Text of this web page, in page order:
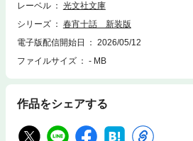
レーベル
光文社文庫
シリーズ
春宵十話 新装版
電子版配信開始日
2026/05/12
ファイルサイズ
- MB
作品をシェアする